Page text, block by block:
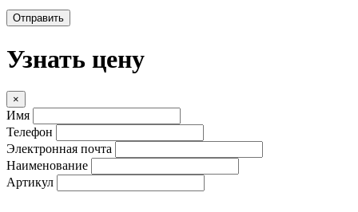
Отправить
Узнать цену
×
Имя
Телефон
Электронная почта
Наименование
Артикул